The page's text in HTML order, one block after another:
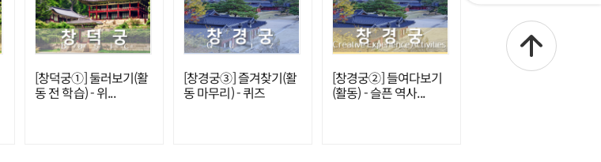
[창덕궁①] 둘러보기(활
동 전 학습) - 위...
[창경궁③] 즐겨찾기(활
동 마무리) - 퀴즈
[창경궁②] 들여다보기
(활동) - 슬픈 역사...